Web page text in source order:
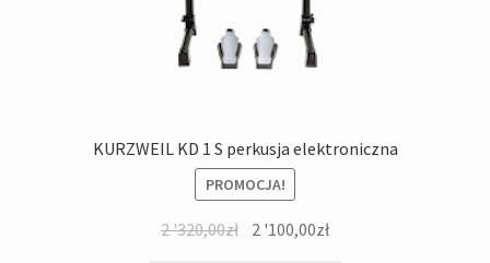
KURZWEIL KD 1 S perkusja elektroniczna
PROMOCJA!
2 '320,00zł Pierwotna
2 '100,00złAktualna